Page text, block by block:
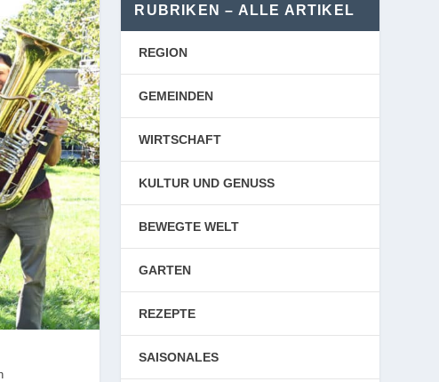
RUBRIKEN – ALLE ARTIKEL
REGION
GEMEINDEN
WIRTSCHAFT
KULTUR UND GENUSS
BEWEGTE WELT
GARTEN
REZEPTE
SAISONALES